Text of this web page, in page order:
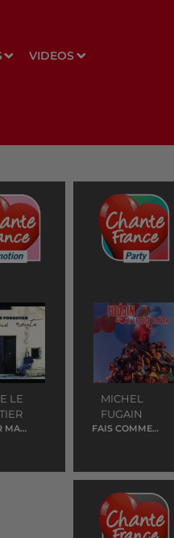
VIDEOS
LE
MA
MICHEL
FUGAIN
FAIS COMME